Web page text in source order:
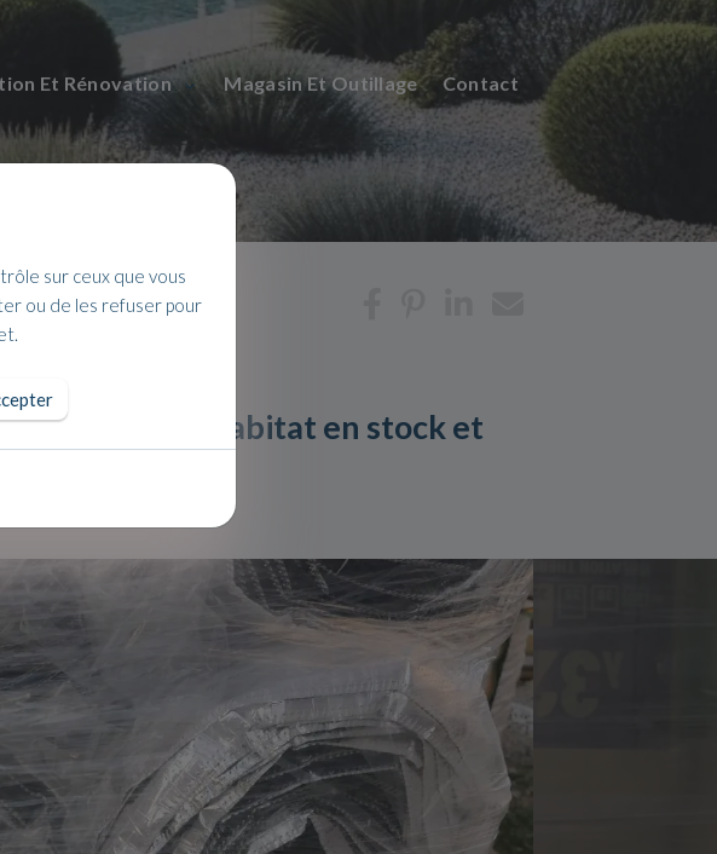
Et Rénovation Magasin Et Outillage Contact
de l'habitat en stock et
sur ceux que vous
ou de les refuser pour